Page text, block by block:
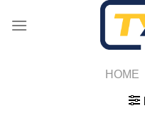
HOME